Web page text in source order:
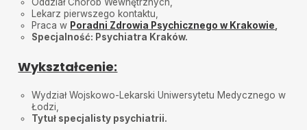
Dominika•2025-04-17
Pan doktor jest profesjonalistą.
Katarzyna•2025-04-12
My experience with Dr. Michal Adamkiewicz is always
very straightforward. As a foreigner living in Krakow
and not speaking the language fluently a lot of these
types of Medical and psychological issues can be
Lekarz pierwszego kontaktu,
Praca w Poradni Zdrowia Psychicznego w Krakowie
Specjalność: Psychiatra Kraków.
Wykształcenie:
Wydział Wojskowo-Lekarski Uniwersytetu Medycznego w
Łodzi,
Tytuł specjalisty psychiatrii.